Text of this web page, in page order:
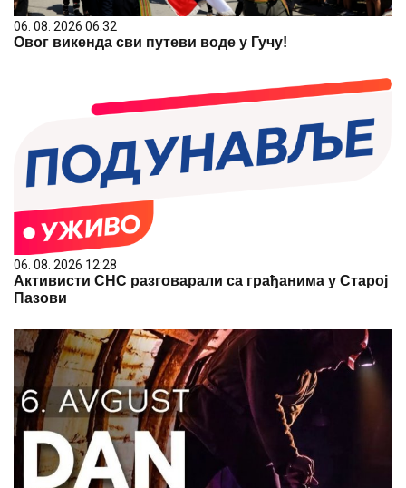
06. 08. 2026 06:32
Овог викенда сви путеви воде у Гучу!
06. 08. 2026 12:28
Активисти СНС разговарали са грађанима у Старој
Пазови